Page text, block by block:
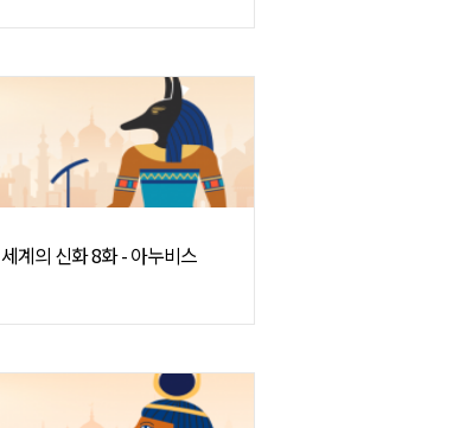
세계의 신화 8화 - 아누비스